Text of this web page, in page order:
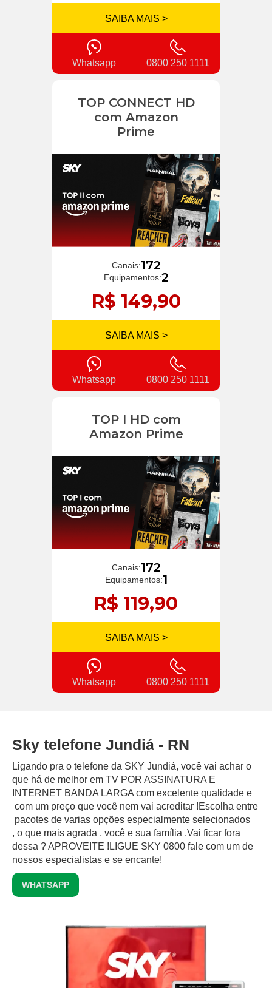
SAIBA MAIS >
Whatsapp 0800 250 1111
TOP CONNECT HD
com Amazon
Prime
Canais:172
Equipamentos:2
R$ 149,90
SAIBA MAIS >
Whatsapp 0800 250 1111
TOP I HD com
Amazon Prime
Canais:172
Equipamentos:1
R$ 119,90
SAIBA MAIS >
Whatsapp 0800 250 1111
Sky telefone Jundiá - RN
Ligando pra o telefone da SKY Jundiá, você vai achar o
que há de melhor em TV POR ASSINATURA E
INTERNET BANDA LARGA com excelente qualidade e
com um preço que você nem vai acreditar !Escolha entre
pacotes de varias opções especialmente selecionados
, o que mais agrada , você e sua família .Vai ficar fora
dessa ? APROVEITE !LIGUE SKY 0800 fale com um de
nossos especialistas e se encante!
WHATSAPP